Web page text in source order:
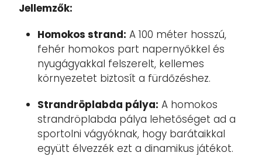
Jellemzők:
Homokos strand: A 100 méter hosszú,
fehér homokos part napernyőkkel és
nyugágyakkal felszerelt, kellemes
környezetet biztosít a fürdőzéshez.
Strandröplabda pálya: A homokos
strandröplabda pálya lehetőséget ad a
sportolni vágyóknak, hogy barátaikkal
együtt élvezzék ezt a dinamikus játékot.